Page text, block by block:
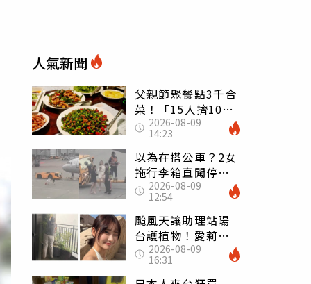
人氣新聞
父親節聚餐點3千合
菜！「15人擠10人
桌」她餓到崩潰
網傻眼：讓店家看
笑話
2026-08-09
14:23
以為在搭公車？2女
拖行李箱直闖停機
坪「揮手攔機」
荒謬影片曝網傻眼
2026-08-09
12:54
颱風天讓助理站陽
台護植物！愛莉莎
莎挨轟 笑回：他
不會被吹出去
2026-08-09
16:31